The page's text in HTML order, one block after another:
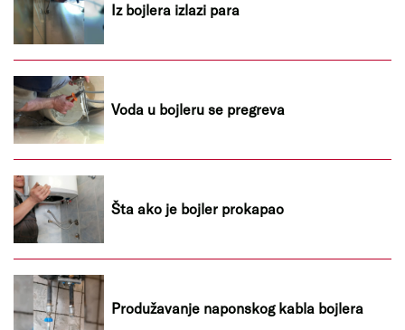
Iz bojlera izlazi para
Voda u bojleru se pregreva
Šta ako je bojler prokapao
Produžavanje naponskog kabla bojlera